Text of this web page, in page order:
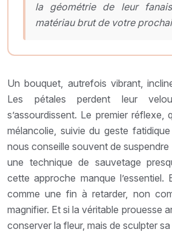
la géométrie de leur
matériau brut de votre
Un bouquet, autrefois vibrant,
Les pétales perdent leur
s’assourdissent. Le premier réflexe,
mélancolie, suivie du geste
nous conseille souvent de
une technique de sauvetage
cette approche manque l’essentiel.
comme une fin à retarder, non
magnifier. Et si la véritable prouesse
conserver la fleur, mais de sculpter